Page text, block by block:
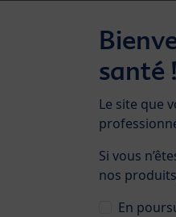
Laits infantiles
santé !
Le site que
Si vous
nos
En